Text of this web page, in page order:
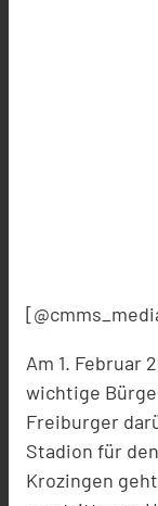
Am 1. Februar
wichtige
Freiburger
Stadion für
Krozingen